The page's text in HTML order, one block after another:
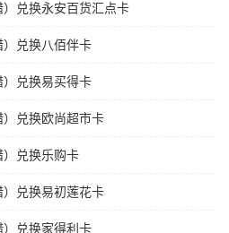
兑换永安百货汇点卡
兑换八佰伴卡
兑换易买得卡
兑换欧尚超市卡
兑换乐购卡
兑换易初莲花卡
兑换家得利卡